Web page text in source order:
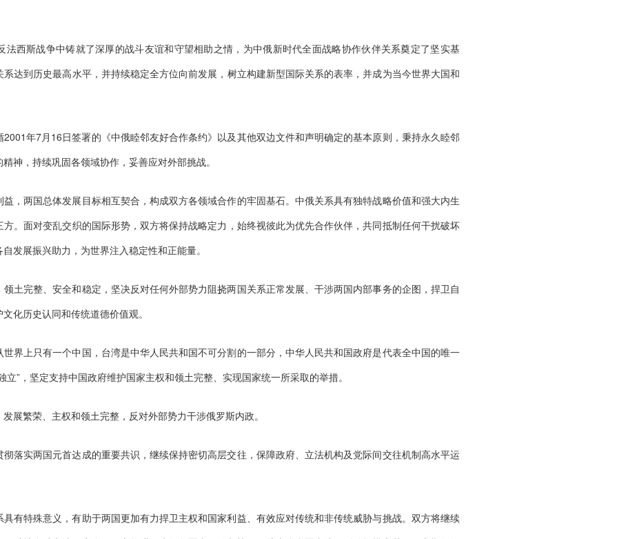
法西斯战争中铸就了深厚的战斗友谊和守望相助之情，为中俄新时代全面战略协作伙伴关系奠定了坚实基
达到历史最高水平，并持续稳定全方位向前发展，树立构建新型国际关系的表率，并成为当今世界大国和
年7月16日签署的《中俄睦邻友好合作条约》以及其他双边文件和声明确定的基本原则，秉持永久睦邻
神，持续巩固各领域协作，妥善应对外部挑战。
，两国总体发展目标相互契合，构成双方各领域合作的牢固基石。中俄关系具有独特战略价值和强大内生
。面对变乱交织的国际形势，双方将保持战略定力，始终视彼此为优先合作伙伴，共同抵制任何干扰破坏
发展振兴助力，为世界注入稳定性和正能量。
土完整、安全和稳定，坚决反对任何外部势力阻挠两国关系正常发展、干涉两国内部事务的企图，捍卫自
化历史认同和传统道德价值观。
界上只有一个中国，台湾是中华人民共和国不可分割的一部分，中华人民共和国政府是代表全中国的唯一
”，坚定支持中国政府维护国家主权和领土完整、实现国家统一所采取的举措。
展繁荣、主权和领土完整，反对外部势力干涉俄罗斯内政。
落实两国元首达成的重要共识，继续保持密切高层交往，保障政府、立法机构及党际间交往机制高水平运
有特殊意义，有助于两国更加有力捍卫主权和国家利益、有效应对传统和非传统威胁与挑战。双方将继续